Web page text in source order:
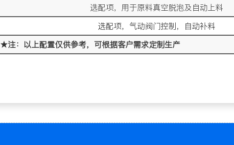
选配项，用于原料真空脱泡及自动上料
选配项，气动阀门控制，自动补料
★注：以上配置仅供参考，可根据客户需求定制生产